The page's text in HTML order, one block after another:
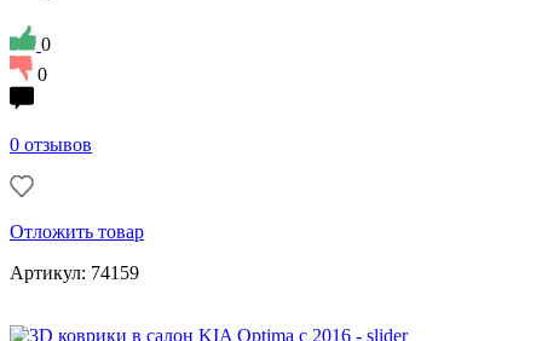
0
0
0 отзывов
Отложить товар
Артикул: 74159